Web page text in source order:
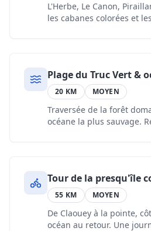
L'Herbe, Le Canon,
les cabanes colorées et
Plage du Truc Vert &
20 KM MOYEN
Traversée de la forêt
océane la plus sauvage.
Tour de la presqu'île
55 KM MOYEN
De Claouey à la pointe,
océan au retour. Une